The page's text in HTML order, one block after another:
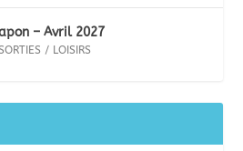
– Avril 2027
/ LOISIRS